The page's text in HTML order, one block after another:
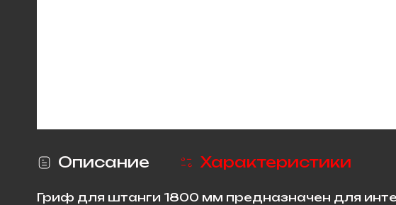
Описание Характеристики
Гриф для штанги 1800 мм предназначен для